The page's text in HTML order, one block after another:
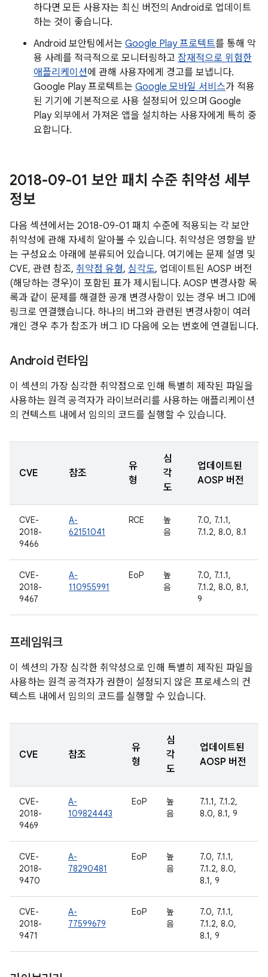
하다면 모든 사용자는 최신 버전의 Android로 업데이트
하는 것이 좋습니다.
Android 보안팀에서는 Google Play 프로텍트를 통해 악
용 사례를 적극적으로 모니터링하고 잠재적으로 위험한
애플리케이션에 관해 사용자에게 경고를 보냅니다.
Google Play 프로텍트는 Google 모바일 서비스가 적용
된 기기에 기본적으로 사용 설정되어 있으며 Google
Play 외부에서 가져온 앱을 설치하는 사용자에게 특히 중
요합니다.
2018-09-01 보안 패치 수준 취약성 세부
정보
다음 섹션에서는 2018-09-01 패치 수준에 적용되는 각 보안
취약성에 관해 자세히 알아볼 수 있습니다. 취약성은 영향을 받
는 구성요소 아래에 분류되어 있습니다. 여기에는 문제 설명 및
CVE, 관련 참조, 취약점 유형, 심각도, 업데이트된 AOSP 버전
(해당하는 경우)이 포함된 표가 제시됩니다. AOSP 변경사항 목
록과 같이 문제를 해결한 공개 변경사항이 있는 경우 버그 ID에
링크로 연결했습니다. 하나의 버그와 관련된 변경사항이 여러
개인 경우 추가 참조가 버그 ID 다음에 오는 번호에 연결됩니다.
Android 런타임
이 섹션의 가장 심각한 취약점으로 인해 특별히 제작된 파일을
사용하는 원격 공격자가 라이브러리를 사용하는 애플리케이션
의 컨텍스트 내에서 임의의 코드를 실행할 수 있습니다.
CVE 참조
유
형
심
각
도
업데이트된
AOSP 버전
CVE-
2018-
9466
A-
62151041
RCE
높
음
7.0, 7.1.1,
7.1.2, 8.0, 8.1
CVE-
2018-
9467
A-
110955991
EoP
높
음
7.0, 7.1.1,
7.1.2, 8.0, 8.1,
9
프레임워크
이 섹션의 가장 심각한 취약성으로 인해 특별히 제작된 파일을
사용하는 원격 공격자가 권한이 설정되지 않은 프로세스의 컨
텍스트 내에서 임의의 코드를 실행할 수 있습니다.
CVE 참조
유
형
심
각
도
업데이트된
AOSP 버전
CVE-
2018-
9469
A-
109824443
EoP
높
음
7.1.1, 7.1.2,
8.0, 8.1, 9
CVE-
2018-
9470
A-
78290481
EoP
높
음
7.0, 7.1.1,
7.1.2, 8.0,
8.1, 9
CVE-
2018-
9471
A-
77599679
EoP
높
음
7.0, 7.1.1,
7.1.2, 8.0,
8.1, 9